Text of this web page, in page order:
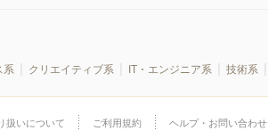
系 クリエイティブ系 IT・エンジニア系 技術系
扱いについて ご利用規約 ヘルプ・お問い合わせ